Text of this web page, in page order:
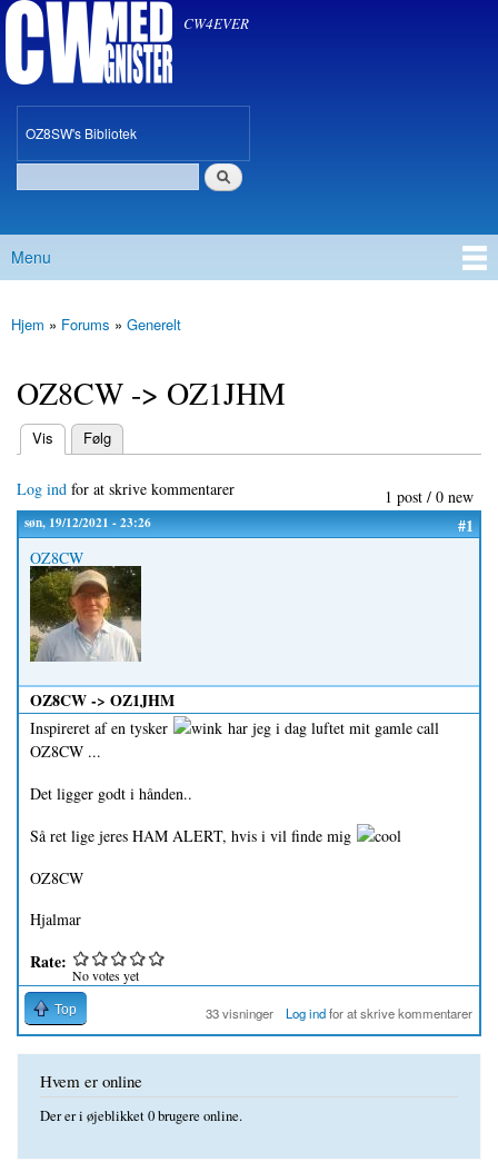
CW med Gnister CW4EVER
oz8swOZ8SW's Bibliotek
Søgefelt
Hovedmenu
Menu
Du er her
Hjem » Forums » Generelt
OZ8CW -> OZ1JHM
Primære faneblade
Vis
(aktiv fane) Følg
1 post / 0 new
Log ind for at skrive kommentarer
søn, 19/12/2021 - 23:26 #1
OZ8CW
OZ8CW -> OZ1JHM
Inspireret af en tysker
har jeg i dag luftet mit gamle call
OZ8CW ...
Det ligger godt i hånden..
Så ret lige jeres HAM ALERT, hvis i vil finde mig
OZ8CW
Hjalmar
Rate:
No votes yet
Top 33 visninger Log indfor at skrive kommentarer
Hvem er online
Der er i øjeblikket 0 brugere online.